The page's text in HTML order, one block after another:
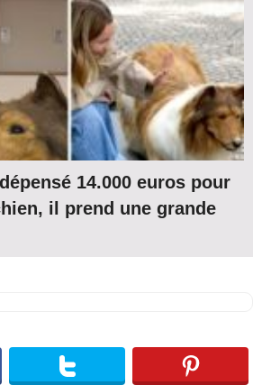
14.000 euros pour
il prend une grande